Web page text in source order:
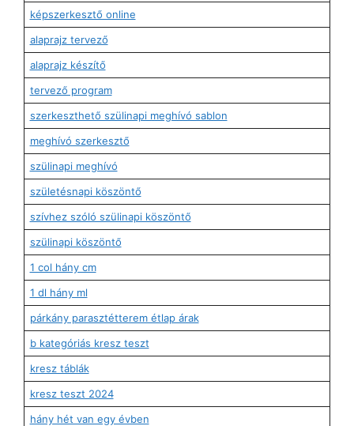
képszerkesztő online
alaprajz tervező
alaprajz készítő
tervező program
szerkeszthető szülinapi meghívó sablon
meghívó szerkesztő
szülinapi meghívó
születésnapi köszöntő
szívhez szóló szülinapi köszöntő
szülinapi köszöntő
1 col hány cm
1 dl hány ml
párkány parasztétterem étlap árak
b kategóriás kresz teszt
kresz táblák
kresz teszt 2024
hány hét van egy évben